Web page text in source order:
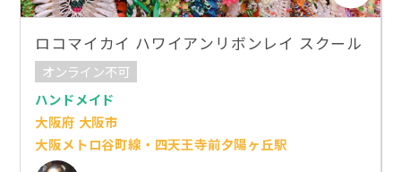
ロコマイカイ ハワイアンリボンレイ スクール
オンライン不可
ハンドメイド
大阪府 大阪市
大阪メトロ谷町線・四天王寺前夕陽ヶ丘駅